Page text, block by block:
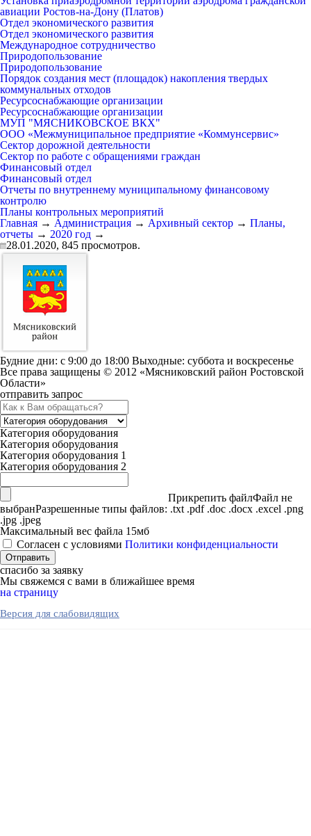
авиации Ростов-на-Дону (Платов)
Отдел экономического развития
Отдел экономического развития
Международное сотрудничество
Природопользование
Природопользование
Порядок создания мест (площадок) накопления твердых
коммунальных отходов
Ресурсоснабжающие организации
Ресурсоснабжающие организации
МУП "МЯСНИКОВСКОЕ ВКХ"
ООО «Межмуниципальное предприятие «Коммунсервис»
Сектор дорожной деятельности
Сектор по работе с обращениями граждан
Финансовый отдел
Финансовый отдел
Отчеты по внутреннему муниципальному финансовому
контролю
Планы контрольных мероприятий
Главная → Администрация → Архивный сектор → Планы,
отчеты → 2020 год →
28.01.2020, 845 просмотров.
Будние дни: c 9:00 до 18:00 Выходные: суббота и воскресенье
Все права защищены © 2012 «Мясниковский район Ростовской
Области»
отправить запрос
Категория оборудования
Категория оборудования
Категория оборудования 1
Категория оборудования 2
Прикрепить файлФайл не
выбранРазрешенные типы файлов: .txt .pdf .doc .docx .excel .png
.jpg .jpeg
Максимальный вес файла 15мб
Согласен с условиями Политики конфиденциальности
спасибо за заявку
Мы свяжемся с вами в ближайшее время
на страницу
Версия для слабовидящих